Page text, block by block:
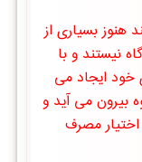
هنوز بسیاری از
نیستند و با
خود ایجاد می
بیرون می آید و
اختیار مصرف